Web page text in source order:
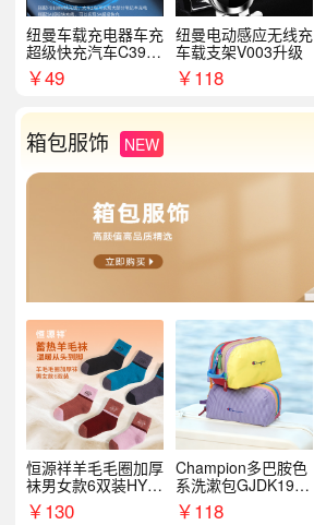
纽曼车载充电器车充
超级快充汽车C39提
手拉环
￥49
纽曼电动感应无线充
车载支架V003升级
￥118
箱包服饰 NEW
恒源祥羊毛毛圈加厚
袜男女款6双装HYX
068WZ
￥130
Champion多巴胺色
系洗漱包GJDK19R
1￥118